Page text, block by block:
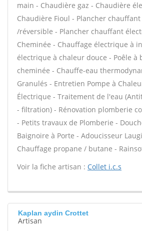
main - Chaudière gaz - Chaudière
Chaudière Fioul - Plancher
/réversible - Plancher chauffant
Cheminée - Chauffage électrique à
électrique à chaleur douce - Poêle à
cheminée - Chauffe-eau
Granulés - Entretien Pompe à
Électrique - Traitement de l'eau
- filtration) - Rénovation plomberie
- Petits travaux de Plomberie -
Baignoire à Porte - Adoucisseur
Chauffage propane / butane -
Voir la fiche artisan : Collet i.c.s
Kaplan aydin Crottet
Artisan